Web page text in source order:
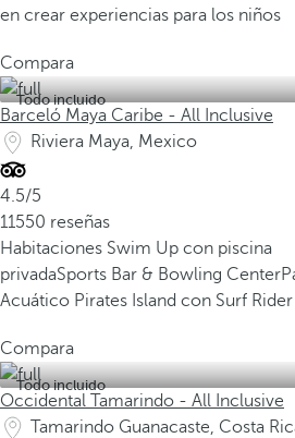
en crear experiencias para los niños
Compara
Todo incluido
Barceló Maya Caribe - All Inclusive
Riviera Maya, Mexico
4.5/5
11550 reseñas
Habitaciones Swim Up con piscina
privadaSports Bar & Bowling Center
Acuático Pirates Island con Surf Rider
Compara
Todo incluido
Occidental Tamarindo - All Inclusive
Tamarindo Guanacaste, Costa